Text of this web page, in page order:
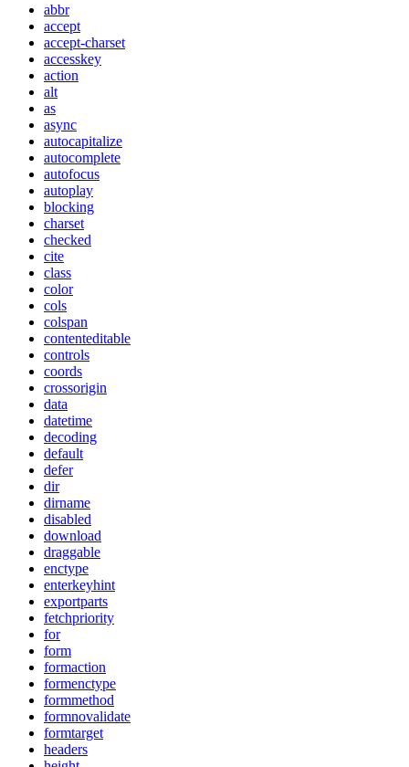
abbr
accept
accept-charset
accesskey
action
alt
as
async
autocapitalize
autocomplete
autofocus
autoplay
blocking
charset
checked
cite
class
color
cols
colspan
contenteditable
controls
coords
crossorigin
data
datetime
decoding
default
defer
dir
dirname
disabled
download
draggable
enctype
enterkeyhint
exportparts
fetchpriority
for
form
formaction
formenctype
formmethod
formnovalidate
formtarget
headers